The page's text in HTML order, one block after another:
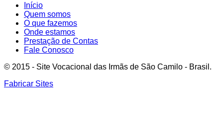
Início
Quem somos
O que fazemos
Onde estamos
Prestação de Contas
Fale Conosco
© 2015 - Site Vocacional das Irmãs de São Camilo - Brasil.
Fabricar Sites